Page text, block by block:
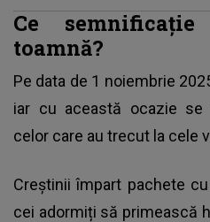
Ce
toamnă?
Pe data de 1 noiembrie
iar cu această ocazie se
celor care au trecut la cele
Creștinii împart pachete
cei adormiți să primească